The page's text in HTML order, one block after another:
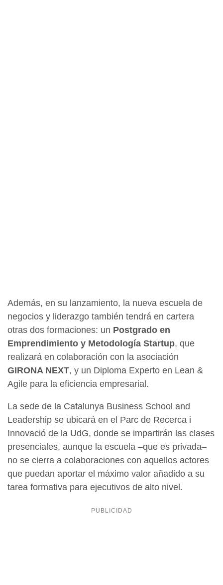
Además, en su lanzamiento, la nueva escuela de
negocios y liderazgo también tendrá en cartera
otras dos formaciones: un Postgrado en
Emprendimiento y Metodología Startup, que
realizará en colaboración con la asociación
GIRONA NEXT, y un Diploma Experto en Lean &
Agile para la eficiencia empresarial.
La sede de la Catalunya Business School and
Leadership se ubicará en el Parc de Recerca i
Innovació de la UdG, donde se impartirán las clases
presenciales, aunque la escuela –que es privada–
no se cierra a colaboraciones con aquellos actores
que puedan aportar el máximo valor añadido a su
tarea formativa para ejecutivos de alto nivel.